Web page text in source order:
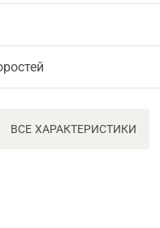
ВСЕ ХАРАКТЕРИСТИКИ